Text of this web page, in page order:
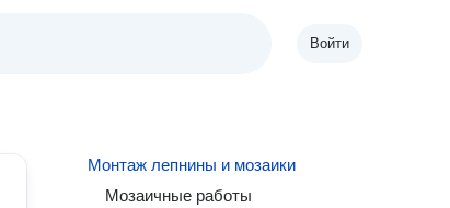
Войти
Монтаж лепнины и мозаики
Мозаичные работы